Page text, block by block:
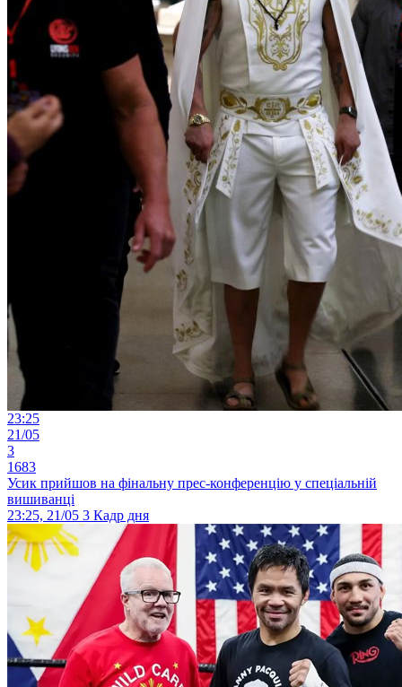
23:25
21/05
3
1683
Усик прийшов на фінальну прес-конференцію у спеціальній
вишиванці
23:25, 21/05 3 Кадр дня